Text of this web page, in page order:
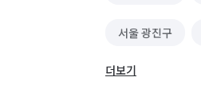
서울 광진구
서울 동대문구
더보기